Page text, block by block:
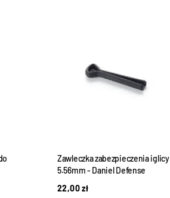
Zawleczka zabezpieczenia iglicy
5.56mm - Daniel Defense
22,00zł